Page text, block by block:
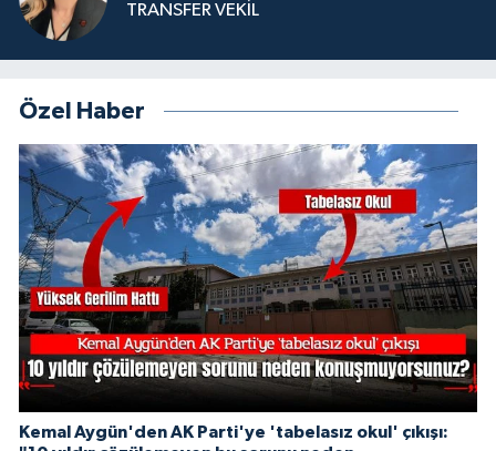
TRANSFER VEKİL
Özel Haber
Kemal Aygün'den AK Parti'ye 'tabelasız okul' çıkışı: